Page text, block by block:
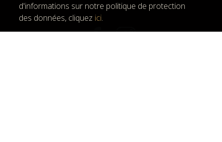
d'informations sur notre politique de protection
des données, cliquez ici.